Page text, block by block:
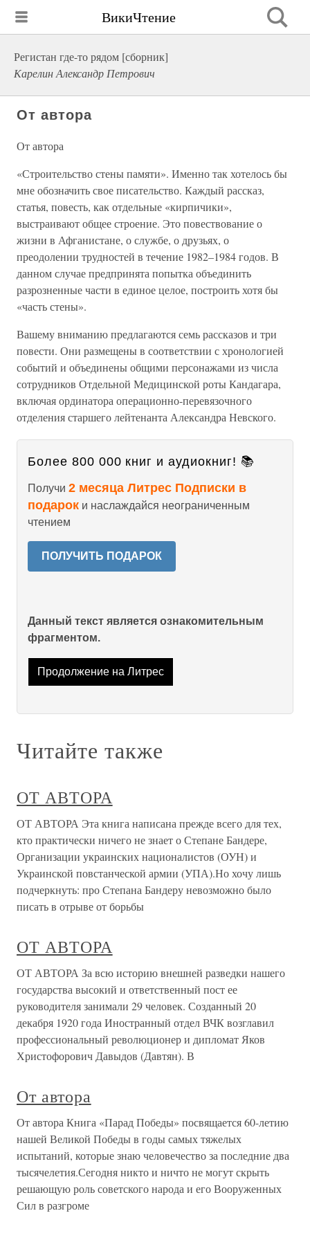
ВикиЧтение
Регистан где-то рядом [сборник]
Карелин Александр Петрович
От автора
От автора
«Строительство стены памяти». Именно так хотелось бы
мне обозначить свое писательство. Каждый рассказ,
статья, повесть, как отдельные «кирпичики»,
выстраивают общее строение. Это повествование о
жизни в Афганистане, о службе, о друзьях, о
преодолении трудностей в течение 1982–1984 годов. В
данном случае предпринята попытка объединить
разрозненные части в единое целое, построить хотя бы
«часть стены».
Вашему вниманию предлагаются семь рассказов и три
повести. Они размещены в соответствии с хронологией
событий и объединены общими персонажами из числа
сотрудников Отдельной Медицинской роты Кандагара,
включая ординатора операционно-перевязочного
отделения старшего лейтенанта Александра Невского.
Более 800 000 книг и аудиокниг! 📚
Получи 2 месяца Литрес Подписки в
подарок и наслаждайся неограниченным
чтением
ПОЛУЧИТЬ ПОДАРОК
Данный текст является ознакомительным
фрагментом.
Продолжение на Литрес
Читайте также
ОТ АВТОРА
ОТ АВТОРА Эта книга написана прежде всего для тех,
кто практически ничего не знает о Степане Бандере,
Организации украинских националистов (ОУН) и
Украинской повстанческой армии (УПА).Но хочу лишь
подчеркнуть: про Степана Бандеру невозможно было
писать в отрыве от борьбы
ОТ АВТОРА
ОТ АВТОРА За всю историю внешней разведки нашего
государства высокий и ответственный пост ее
руководителя занимали 29 человек. Созданный 20
декабря 1920 года Иностранный отдел ВЧК возглавил
профессиональный революционер и дипломат Яков
Христофорович Давыдов (Давтян). В
От автора
От автора Книга «Парад Победы» посвящается 60-летию
нашей Великой Победы в годы самых тяжелых
испытаний, которые знаю человечество за последние два
тысячелетия.Сегодня никто и ничто не могут скрыть
решающую роль советского народа и его Вооруженных
Сил в разгроме